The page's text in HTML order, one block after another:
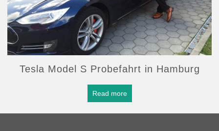
Tesla Model S Probefahrt in Hamburg
Read more